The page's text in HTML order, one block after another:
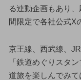
る連動企画もあり
間限定で各社公式X
京王線、西武線、
「鉄道めぐりスタ
道旅を楽しんでみて